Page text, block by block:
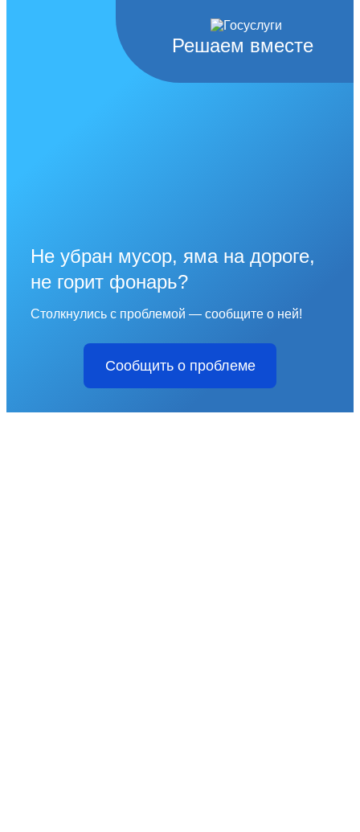
Решаем вместе
Не убран мусор, яма на дороге,
не горит фонарь?
Столкнулись с проблемой — сообщите о ней!
Сообщить о проблеме